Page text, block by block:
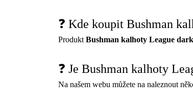
❓ Kde koupit Bushman
Produkt Bushman kalhoty League
❓ Je Bushman kalhoty
Na našem webu můžete na naleznout